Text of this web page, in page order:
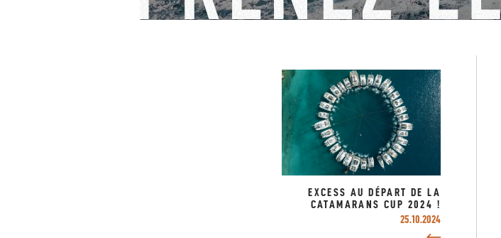
Prêt à embarquer pour l’aventure ?Lisez l'article completet
EXCESS AU DÉPART DE LA
CATAMARANS CUP 2024 !
25.10.2024